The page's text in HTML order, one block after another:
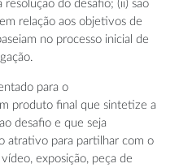
resolução do desafio; (ii) são
relação aos objetivos de
no processo inicial de
para o
produto final que sintetize a
desafio e que seja
atrativo para partilhar com o
exposição, peça de